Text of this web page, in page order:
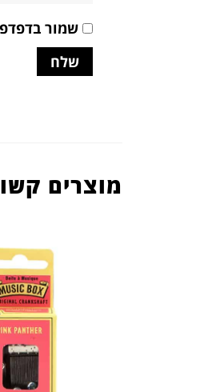
שמור
מוצרים